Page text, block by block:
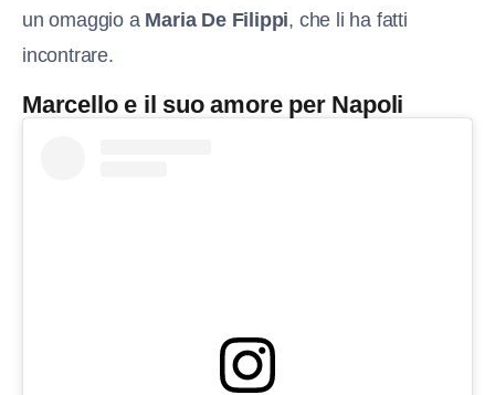
un omaggio a Maria De Filippi, che li ha fatti
incontrare.
Marcello e il suo amore per Napoli